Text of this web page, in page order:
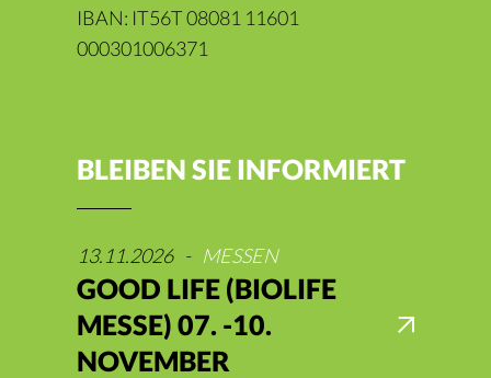
IBAN: IT56T 08081 11601
000301006371
BLEIBEN SIE INFORMIERT
13.11.2026 - MESSEN
GOOD LIFE (BIOLIFE
MESSE) 07. -10.
NOVEMBER